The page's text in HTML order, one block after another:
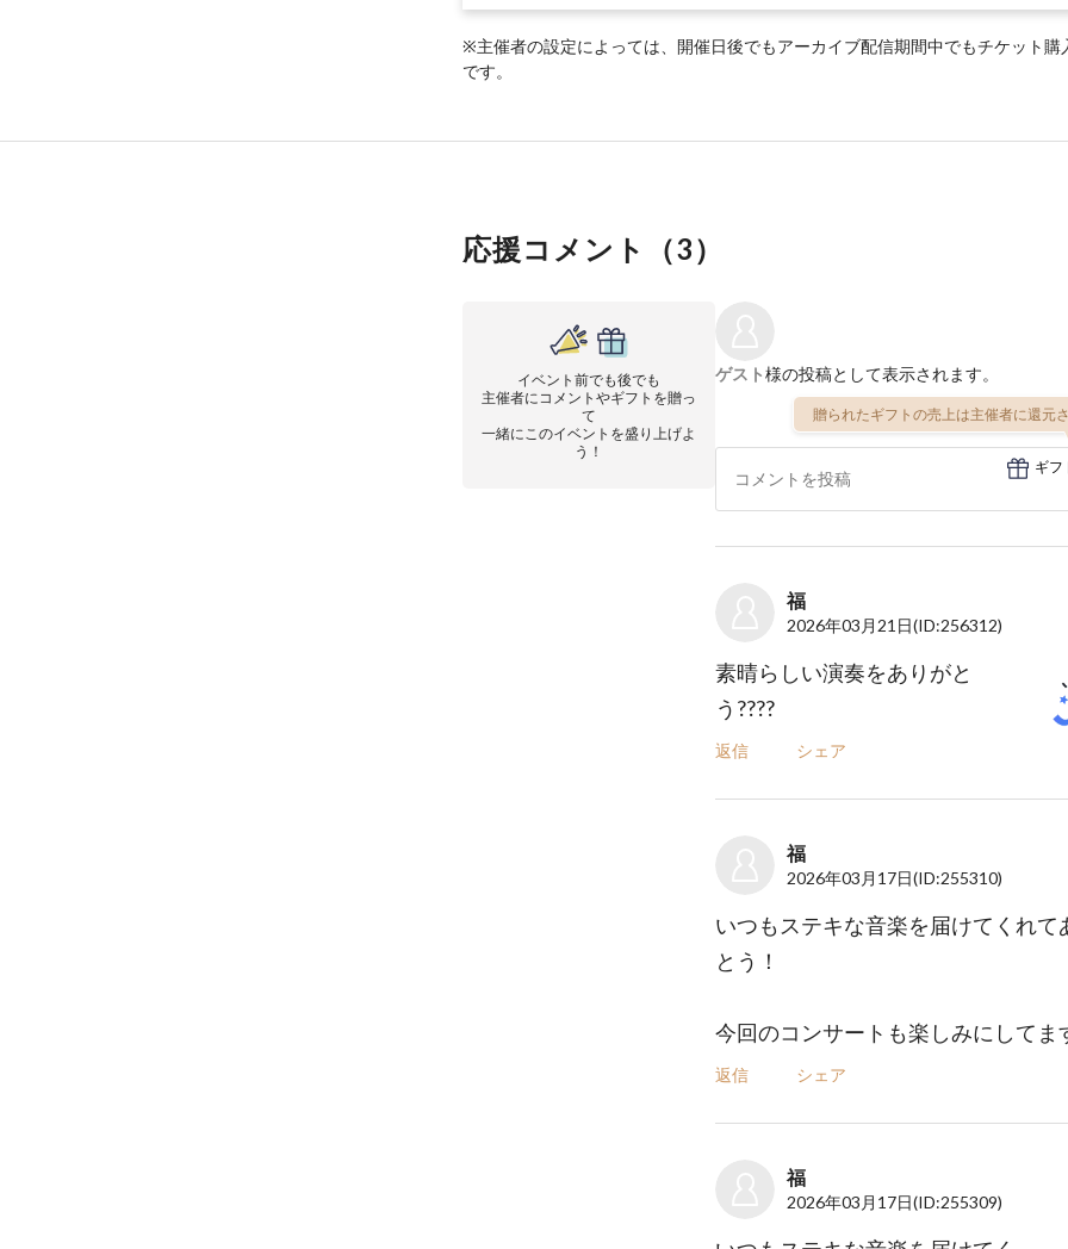
※主催者の設定によっては、開催日後でもアーカイブ配信期間中でもチケット購
です。
応援コメント（3）
イベント前でも後でも
主催者にコメントやギフトを贈っ
て
一緒にこのイベントを盛り上げよ
う！
ゲスト様の投稿として表示されます。
贈られたギフトの売上は主催者に還元
ギフ
福
2026年03月21日(ID:256312)
素晴らしい演奏をありがと
う????
返信 シェア
福
2026年03月17日(ID:255310)
いつもステキな音楽を届けてくれて
とう！
今回のコンサートも楽しみにしてま
返信 シェア
福
2026年03月17日(ID:255309)